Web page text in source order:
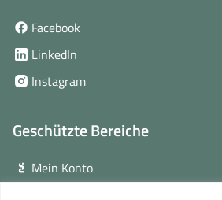
Facebook
Fenster)
LinkedIn
neuem
Instagram(öffnet
Fenster)
Geschützte Bereiche
Mein Konto